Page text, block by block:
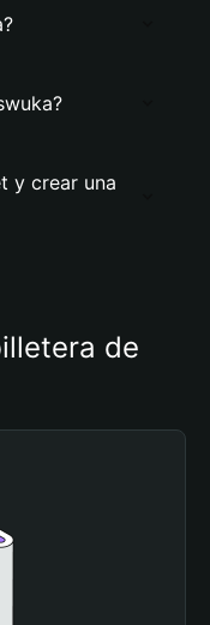
y crear una
de